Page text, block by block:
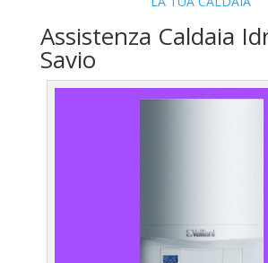
Assistenza Caldaia
Savio